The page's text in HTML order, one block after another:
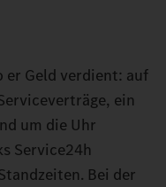
er Geld verdient: auf
ein
um die Uhr
Service24h
Bei der